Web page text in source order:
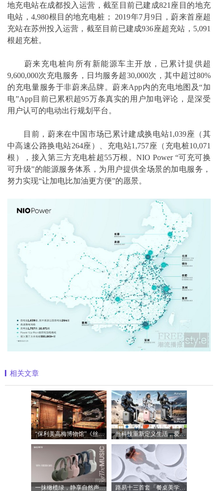
地充电站在成都投入运营，截至目前已建成821座目的地充
电站，4,980根目的地充电桩； 2019年7月9日，蔚来首座超
充站在苏州投入运营，截至目前已建成936座超充站，5,091
根超充桩。
蔚来充电桩向所有新能源车主开放，已累计提供超
9,600,000次充电服务，日均服务超30,000次，其中超过80%
的充电量服务于非蔚来品牌。蔚来App内的充电地图及“加
电”App目前已累积超95万条真实的用户加电评论，是深受
用户认可的电动出行规划平台。
目前，蔚来在中国市场已累计建成换电站1,039座（其
中高速公路换电站264座）、充电站1,757座（充电桩10,071
根），接入第三方充电桩超55万根。NIO Power “可充可换
可升级”的能源服务体系，为用户提供全场景的加电服务，
努力实现“让加电比加油更方便”的愿景。
相关文章
“保利美高梅博物馆”《丝路》大展最后 当科技重新定义生活，爱尔威Airwheel正在
一抹橄榄绿，静享自然声 索尼WH-1000XM6橄 路易十三首套「餐桌美学」系列正式揭晓